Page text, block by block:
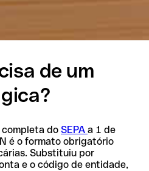
de um
completa do SEPA a 1 de
é o formato obrigatório
Substituiu por
e o código de entidade,